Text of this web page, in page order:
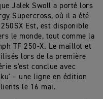
Jalek Swoll a porté lors
Supercross, où il a été
Est, est disponible
le monde, tout comme la
TF 250-X. Le maillot et
lors de la première
s'est conclue avec
– une ligne en édition
le 16 mai.